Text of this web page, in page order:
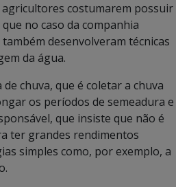
agricultores costumarem possuir
no caso da companhia
desenvolveram técnicas
da água.
chuva, que é coletar a chuva
os períodos de semeadura e
que insiste que não é
ter grandes rendimentos
simples como, por exemplo, a